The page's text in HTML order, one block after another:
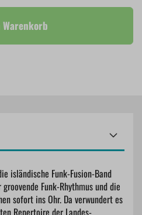
Warenkorb
isländische Funk-Fusion-Band
Funk-Rhythmus und die
sofort ins Ohr. Da verwundert es
Repertoire der Landes-